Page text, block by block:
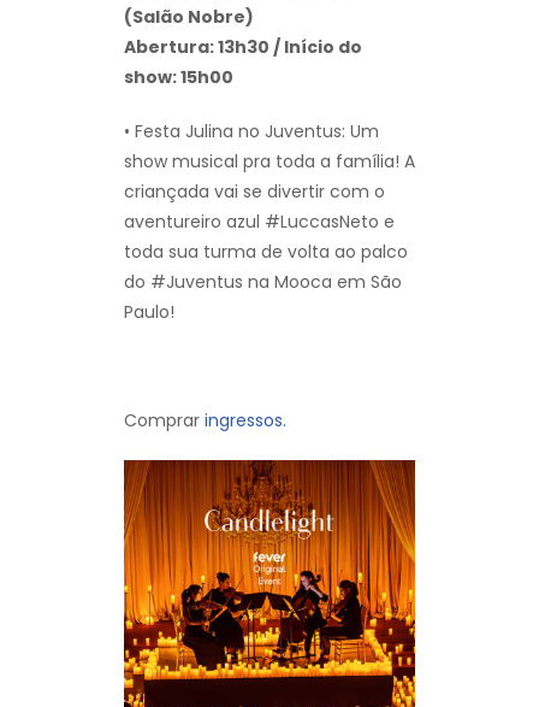
(Salão Nobre)
Abertura: 13h30 / Início do
show: 15h00
• Festa Julina no Juventus: Um
show musical pra toda a família! A
criançada vai se divertir com o
aventureiro azul #LuccasNeto e
toda sua turma de volta ao palco
do #Juventus na Mooca em São
Paulo!
Comprar ingressos.